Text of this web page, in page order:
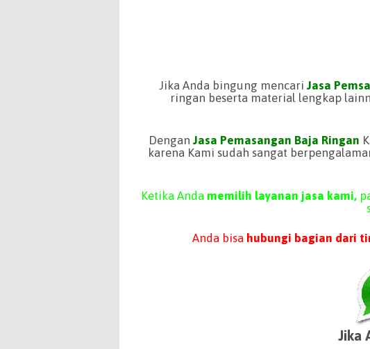
Jika Anda bingung mencari Jasa
ringan beserta material lengkap
Dengan Jasa Pemasangan Baja Ringan
karena Kami sudah sangat
Ketika Anda memilih layanan jasa kami,
Anda bisahubungi bagian dari
Jika